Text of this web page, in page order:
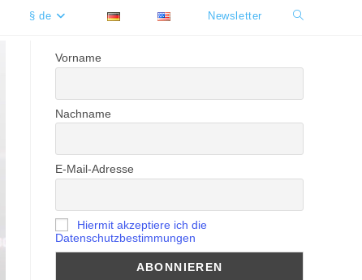
§ de Newsletter Website-
Vorname
Nachname
E-Mail-Adresse
Hiermit akzeptiere ich die
Datenschutzbestimmungen